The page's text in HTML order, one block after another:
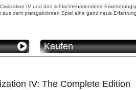
IV und das schlachtenorientierte
aus dem preisgekrönten Spiel eine ganz neue
Kaufen
IV: The Complete Edition